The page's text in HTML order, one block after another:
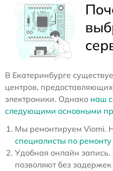
В Екатеринбурге
центров,
электроники. Однако наш
следующими основными
Мы ремонтируем Viomi.
специалисты по
Удобная онлайн
позволяют без